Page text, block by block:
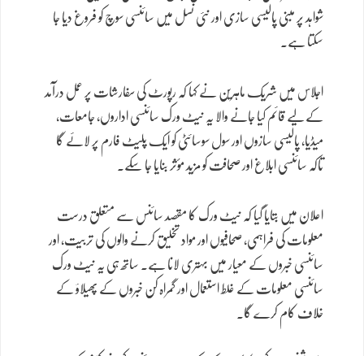
شواہد پر مبنی پالیسی سازی اور نئی نسل میں سائنسی سوچ کو فروغ دیا جا
سکتا ہے۔
اجلاس میں شریک ماہرین نے کہا کہ رپورٹ کی سفارشات پر عمل درآمد
کے لیے قائم کیا جانے والا یہ نیٹ ورک سائنسی اداروں، جامعات،
میڈیا، پالیسی سازوں اور سول سوسائٹی کو ایک پلیٹ فارم پر لائے گا
تاکہ سائنسی ابلاغ اور صحافت کو مزید مؤثر بنایا جا سکے۔
اعلان میں بتایا گیا کہ نیٹ ورک کا مقصد سائنس سے متعلق درست
معلومات کی فراہمی، صحافیوں اور مواد تخلیق کرنے والوں کی تربیت، اور
سائنسی خبروں کے معیار میں بہتری لانا ہے۔ ساتھ ہی یہ نیٹ ورک
سائنسی معلومات کے غلط استعمال اور گمراہ کن خبروں کے پھیلاؤ کے
خلاف کام کرے گا۔